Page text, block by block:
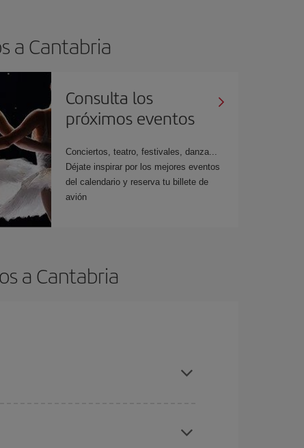
a Cantabria
Consulta los
próximos eventos
Conciertos, teatro, festivales, danza...
Déjate inspirar por los mejores eventos
del calendario y reserva tu billete de
avión
a Cantabria
el vuelo más barato.